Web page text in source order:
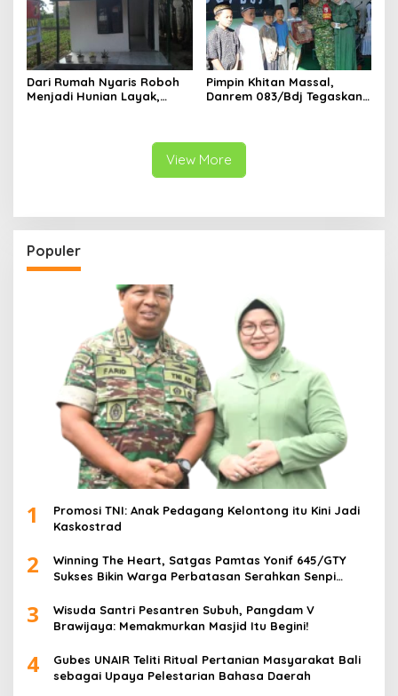
Dari Rumah Nyaris Roboh
Menjadi Hunian Layak,
Pimpin Khitan Massal,
Danrem 083/Bdj Tegaskan
View More
Populer
1
Promosi TNI: Anak Pedagang Kelontong itu Kini Jadi
Kaskostrad
2
Winning The Heart, Satgas Pamtas Yonif 645/GTY
Sukses Bikin Warga Perbatasan Serahkan Senpi
3
Wisuda Santri Pesantren Subuh, Pangdam V
Brawijaya: Memakmurkan Masjid Itu Begini!
4
Gubes UNAIR Teliti Ritual Pertanian Masyarakat Bali
sebagai Upaya Pelestarian Bahasa Daerah